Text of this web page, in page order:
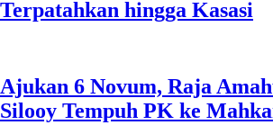
Terpatahkan hingga Kasasi
Ajukan 6 Novum, Raja
Silooy Tempuh PK ke